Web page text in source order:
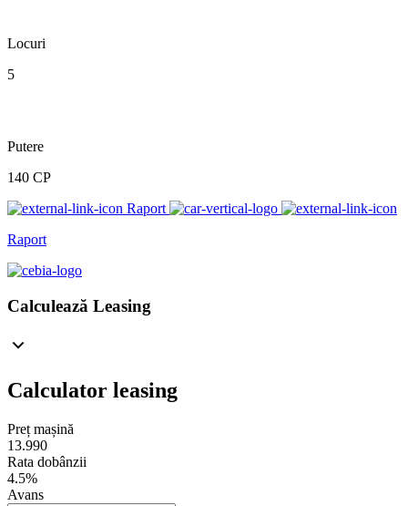
Locuri
5
Putere
140 CP
Raport
Raport
Calculează Leasing
Calculator leasing
Preț mașină
13.990
Rata dobânzii
4.5%
Avans